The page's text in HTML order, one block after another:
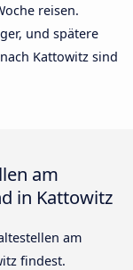
reisen.
und spätere
Kattowitz sind
am
in Kattowitz
am
findest.